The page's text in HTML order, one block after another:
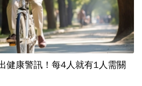
健康警訊！每4人就有1人需關